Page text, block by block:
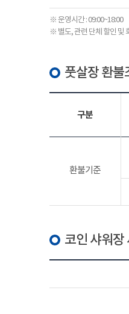
※ 운영시간 : 09:00~18:00
※ 별도, 관련 단체 할인 및
풋살장 환불
구분
환불기준
코인 샤워장